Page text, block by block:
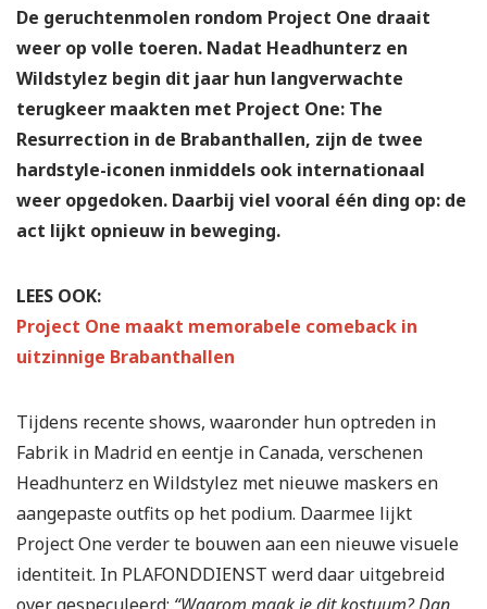
De geruchtenmolen rondom Project One draait
weer op volle toeren. Nadat Headhunterz en
Wildstylez begin dit jaar hun langverwachte
terugkeer maakten met Project One: The
Resurrection in de Brabanthallen, zijn de twee
hardstyle-iconen inmiddels ook internationaal
weer opgedoken. Daarbij viel vooral één ding op: de
act lijkt opnieuw in beweging.
LEES OOK:
Project One maakt memorabele comeback in
uitzinnige Brabanthallen
Tijdens recente shows, waaronder hun optreden in
Fabrik in Madrid en eentje in Canada, verschenen
Headhunterz en Wildstylez met nieuwe maskers en
aangepaste outfits op het podium. Daarmee lijkt
Project One verder te bouwen aan een nieuwe visuele
identiteit. In PLAFONDDIENST werd daar uitgebreid